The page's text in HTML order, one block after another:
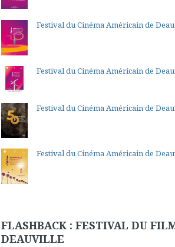
Festival du Cinéma Américain de
Festival du Cinéma Américain de
Festival du Cinéma Américain de
Festival du Cinéma Américain de
FLASHBACK : FESTIVAL DU
DEAUVILLE